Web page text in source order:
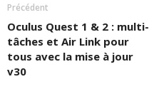
Précédent
Oculus Quest 1 & 2 : multi-
tâches et Air Link pour
tous avec la mise à jour
v30